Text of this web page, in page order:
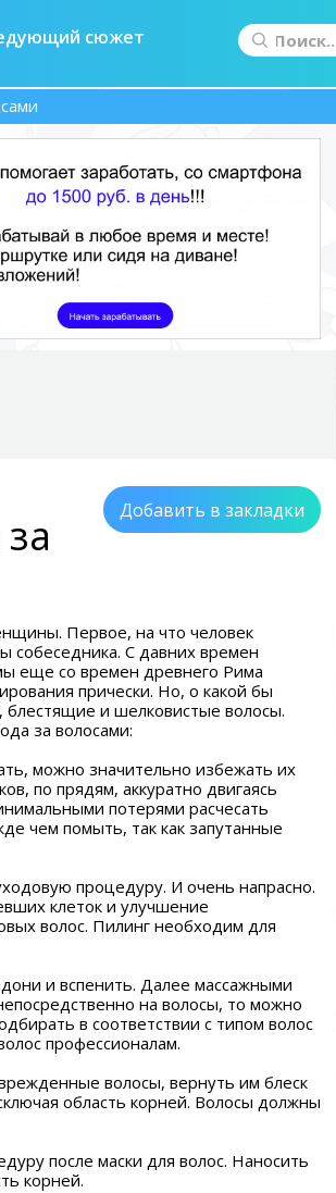
сюжет
Добавить в закладки
Первое, на что человек
собеседника. С давних времен
еще со времен древнего Рима
прически. Но, о какой бы
и шелковистые волосы.
за волосами:
можно значительно избежать их
по прядям, аккуратно двигаясь
потерями расчесать
чем помыть, так как запутанные
процедуру. И очень напрасно.
клеток и улучшение
волос. Пилинг необходим для
и вспенить. Далее массажными
на волосы, то можно
в соответствии с типом волос
профессионалам.
волосы, вернуть им блеск
область корней. Волосы должны
после маски для волос. Наносить
корней.